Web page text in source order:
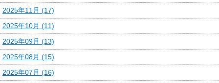
2025年11月 (17)
2025年10月 (11)
2025年09月 (13)
2025年08月 (15)
2025年07月 (16)